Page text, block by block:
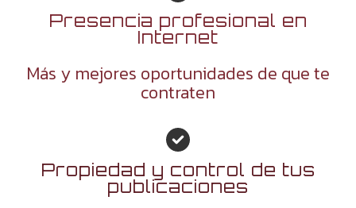
Presencia profesional en
Internet
Más y mejores oportunidades de que te
contraten
Propiedad y control de tus
publicaciones